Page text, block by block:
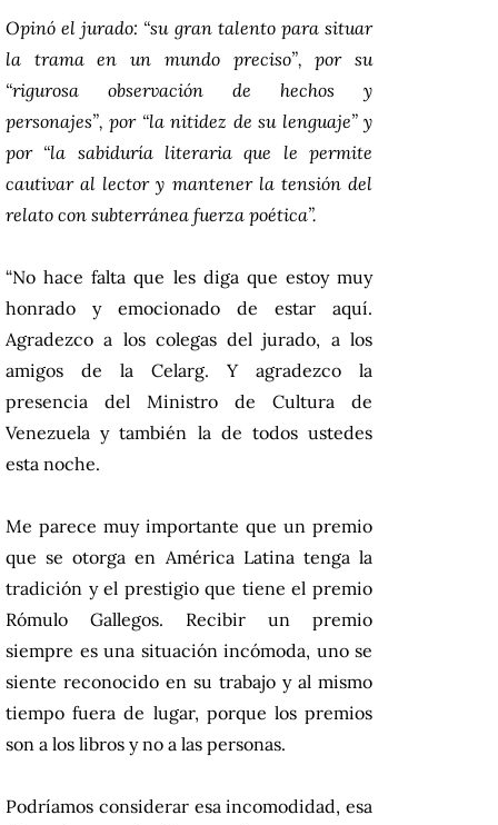
Opinó el jurado: “su gran talento para situar
la trama en un mundo preciso”, por su
“rigurosa observación de hechos y
personajes”, por “la nitidez de su lenguaje” y
por “la sabiduría literaria que le permite
cautivar al lector y mantener la tensión del
relato con subterránea fuerza poética”.
“No hace falta que les diga que estoy muy
honrado y emocionado de estar aquí.
Agradezco a los colegas del jurado, a los
amigos de la Celarg. Y agradezco la
presencia del Ministro de Cultura de
Venezuela y también la de todos ustedes
esta noche.
Me parece muy importante que un premio
que se otorga en América Latina tenga la
tradición y el prestigio que tiene el premio
Rómulo Gallegos. Recibir un premio
siempre es una situación incómoda, uno se
siente reconocido en su trabajo y al mismo
tiempo fuera de lugar, porque los premios
son a los libros y no a las personas.
Podríamos considerar esa incomodidad, esa